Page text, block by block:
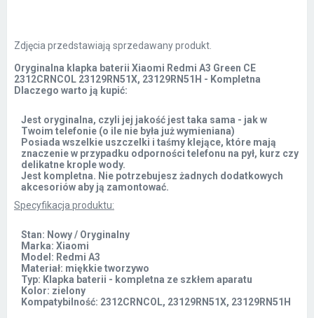
Zdjęcia przedstawiają sprzedawany produkt.
Oryginalna klapka baterii Xiaomi Redmi A3 Green CE
2312CRNCOL 23129RN51X, 23129RN51H - Kompletna
Dlaczego warto ją kupić:
Jest oryginalna, czyli jej jakość jest taka sama - jak w
Twoim telefonie (o ile nie była już wymieniana)
Posiada wszelkie uszczelki i taśmy klejące, które mają
znaczenie w przypadku odporności telefonu na pył, kurz czy
delikatne krople wody.
Jest kompletna. Nie potrzebujesz żadnych dodatkowych
akcesoriów aby ją zamontować.
Specyfikacja produktu:
Stan: Nowy / Oryginalny
Marka: Xiaomi
Model: Redmi A3
Materiał: miękkie tworzywo
Typ: Klapka baterii - kompletna ze szkłem aparatu
Kolor: zielony
Kompatybilność: 2312CRNCOL, 23129RN51X, 23129RN51H